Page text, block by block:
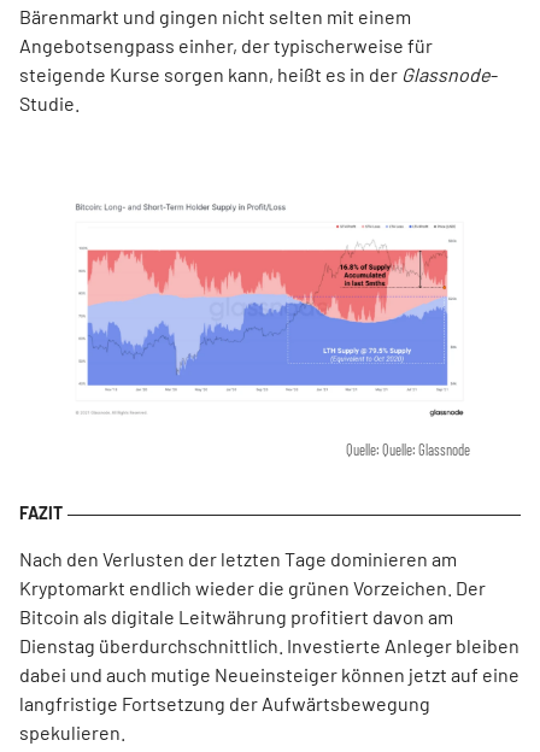
Bärenmarkt und gingen nicht selten mit einem
Angebotsengpass einher, der typischerweise für
steigende Kurse sorgen kann, heißt es in der Glassnode-
Studie.
Quelle: Quelle: Glassnode
Nach den Verlusten der letzten Tage dominieren am
Kryptomarkt endlich wieder die grünen Vorzeichen. Der
Bitcoin als digitale Leitwährung profitiert davon am
Dienstag überdurchschnittlich. Investierte Anleger bleiben
dabei und auch mutige Neueinsteiger können jetzt auf eine
langfristige Fortsetzung der Aufwärtsbewegung
spekulieren.